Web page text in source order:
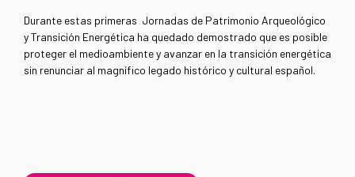
Durante estas primeras Jornadas de Patrimonio Arqueológico
y Transición Energética ha quedado demostrado que es posible
proteger el medioambiente y avanzar en la transición energética
sin renunciar al magnífico legado histórico y cultural español.